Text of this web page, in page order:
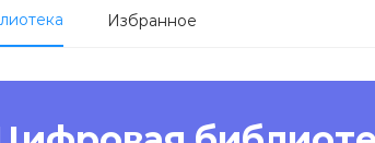
Избранное